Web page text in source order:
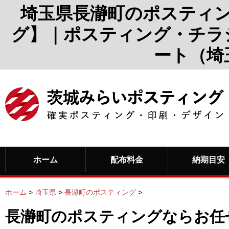
埼玉県長瀞町のポスティ
グ】｜ポスティング・チ
ート（
ホーム 配布料金 納期目安
ホーム > 埼玉県 > 長瀞町のポスティング >
長瀞町のポスティングならお